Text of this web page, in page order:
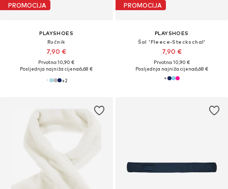
PROMOCIJA
PLAYSHOES
Ručnik
7,90 €
Prvotno: 10,90 €
Posljednja najniža cijena:6,68 €
+2
PROMOCIJA
PLAYSHOES
Šal 'Fleece-Steckschal'
7,90 €
Prvotno: 10,90 €
Posljednja najniža cijena:6,68 €